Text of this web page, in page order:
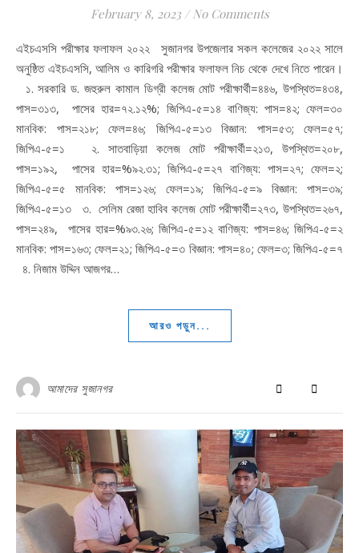
February 8, 2023 / No Comments
এইচএসসি পরীক্ষার ফলাফল ২০২২ সুজানগর উপজেলার সকল কলেজের ২০২২ সালে
অনুষ্ঠিত এইচএসসি, আলিম ও কারিগরি পরীক্ষার ফলাফল নিচ থেকে দেখে নিতে পারেন।
১. সরকারি ড. জহুরুল কামাল ডিগ্রী কলেজ মোট পরীক্ষার্থী=৪৪৬, উপস্থিত=৪৩৪,
পাস=৩১৩, পাসের হার=৭২.১২%; জিপিএ-৫=১৪ বাণিজ্য: পাস=৪২; ফেল=৩০
মানবিক: পাস=২১৮; ফেল=৪৬; জিপিএ-৫=১৩ বিজ্ঞান: পাস=৫৩; ফেল=৫৭;
জিপিএ-৫=১ ২. সাতবাড়িয়া কলেজ মোট পরীক্ষার্থী=২১৩, উপস্থিত=২০৮,
পাস=১৯২, পাসের হার=%৯২.৩১; জিপিএ-৫=২৭ বাণিজ্য: পাস=২৭; ফেল=২;
জিপিএ-৫=৫ মানবিক: পাস=১২৬; ফেল=১৯; জিপিএ-৫=৯ বিজ্ঞান: পাস=৩৯;
জিপিএ-৫=১৩ ৩. সেলিম রেজা হাবিব কলেজ মোট পরীক্ষার্থী=২৭৩, উপস্থিত=২৬৭,
পাস=২৪৯, পাসের হার=%৯৩.২৬; জিপিএ-৫=১২ বাণিজ্য: পাস=৪৬; জিপিএ-৫=২
মানবিক: পাস=১৬৩; ফেল=২১; জিপিএ-৫=৩ বিজ্ঞান: পাস=৪০; ফেল=৩; জিপিএ-৫=৭
৪. নিজাম উদ্দিন আজগর…
আরও পড়ুন...
আমাদের সুজানগর